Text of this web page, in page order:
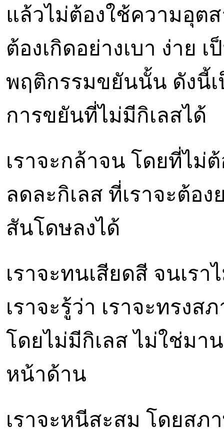
แล้วไม่ต้องใช้ความอุต
ต้องเกิดอย่างเบา ง่าย
พฤติกรรมขยันนั้น ดังนี้เ
การขยันที่ไม่มีกิเลสได้
เราจะกล้าจน โดยที่ไม่
ลดละกิเลส ที่เราจะต้อ
สันโดษลงได้
เราจะทนเสียดสี จนเร
เราจะรู้ว่า เราจะทรงส
โดยไม่มีกิเลส ไม่ใช่มา
หน้าด้าน
เราจะหนีสะสม โดยสภ